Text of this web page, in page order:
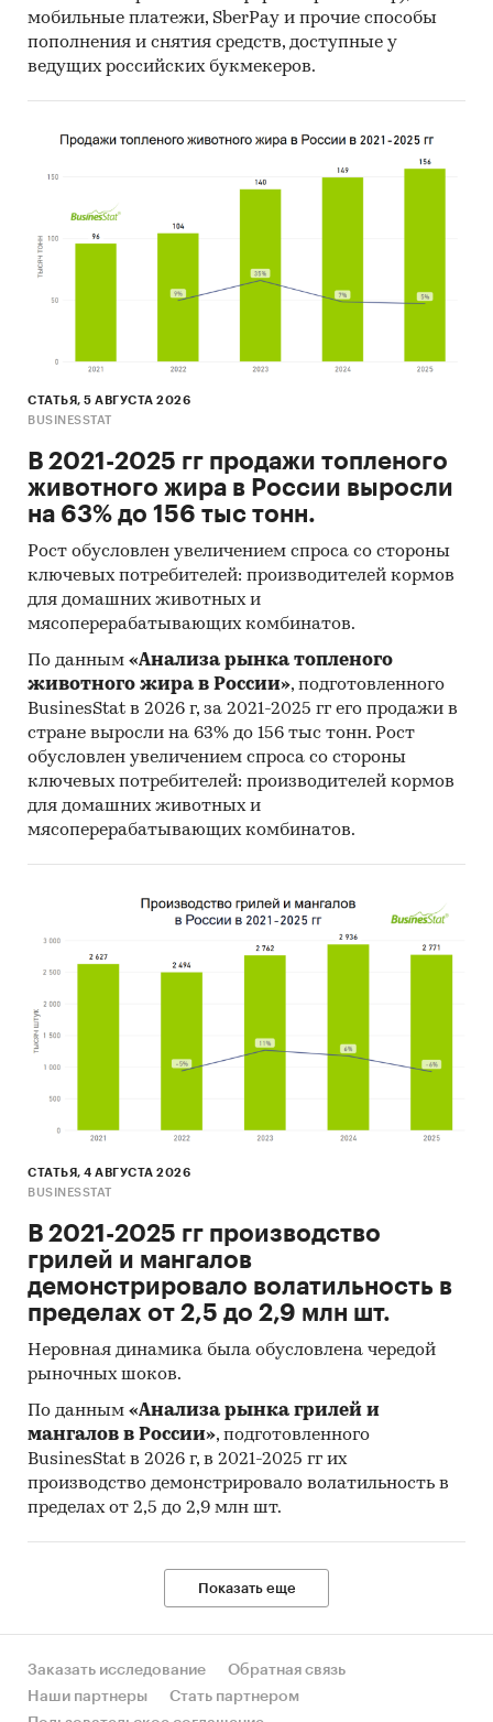
этом отмечается незначительное изменение
факторов, из-за которых потенциальные
потребители не готовы пользоваться такими
системами. Основные из них - это «удобство»
защищенности подобных систем и неумение
пользоваться ЭПС. Объяснить это можно тем,
что зачастую подобные ответы дают
пользователи сети Интернет, у которых доступ
к ней появился сравнительно недавно.
Категории: Потребительские услуги /
мобильные платежи, SberPay и прочие способы
пополнения и снятия средств, доступные у
ведущих российских букмекеров.
СТАТЬЯ, 5 АВГУСТА 2026
BUSINESSTAT
В 2021-2025 гг продажи топленого
животного жира в России выросли
на 63% до 156 тыс тонн.
Рост обусловлен увеличением спроса со стороны
ключевых потребителей: производителей кормов
для домашних животных и
мясоперерабатывающих комбинатов.
По данным «Анализа рынка топленого
животного жира в России», подготовленного
BusinesStat в 2026 г, за 2021-2025 гг его продажи в
стране выросли на 63% до 156 тыс тонн. Рост
обусловлен увеличением спроса со стороны
ключевых потребителей: производителей кормов
для домашних животных и
мясоперерабатывающих комбинатов.
СТАТЬЯ, 4 АВГУСТА 2026
BUSINESSTAT
В 2021-2025 гг производство
грилей и мангалов
демонстрировало волатильность в
пределах от 2,5 до 2,9 млн шт.
Неровная динамика была обусловлена чередой
рыночных шоков.
По данным «Анализа рынка грилей и
мангалов в России», подготовленного
BusinesStat в 2026 г, в 2021-2025 гг их
производство демонстрировало волатильность в
пределах от 2,5 до 2,9 млн шт.
Показать еще
Заказать исследование
Обратная связь
Наши партнеры
Стать партнером